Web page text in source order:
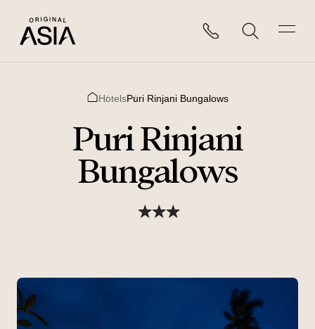
HotelsPuri Rinjani Bungalows
Puri Rinjani
Bungalows